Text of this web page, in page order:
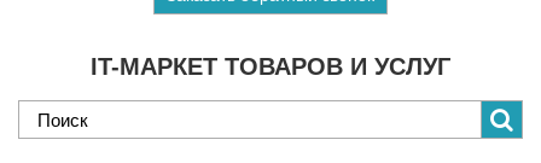
IT-МАРКЕТ ТОВАРОВ И УСЛУГ